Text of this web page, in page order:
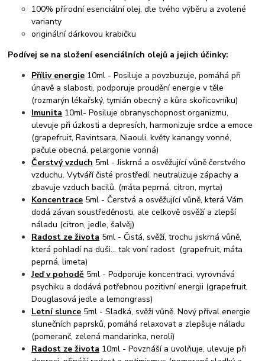
100% přírodní esenciální olej, dle tvého výběru a zvolené
varianty
originální dárkovou krabičku
Podívej se na složení esenciálních olejů a jejich účinky:
Příliv energie 10ml - Posiluje a povzbuzuje, pomáhá při
únavě a slabosti, podporuje proudění energie v těle
(rozmarýn lékařský, tymián obecný a kůra skořicovníku)
Imunita 10ml- Posiluje obranyschopnost organizmu,
ulevuje při úzkosti a depresích, harmonizuje srdce a emoce
(grapefruit, Ravintsara, Niaouli, květy kanangy vonné,
pačule obecná, pelargonie vonná)
Čerstvý vzduch 5ml - Jiskrná a osvěžující vůně čerstvého
vzduchu. Vytváří čisté prostředí, neutralizuje zápachy a
zbavuje vzduch bacilů. (máta peprná, citron, myrta)
Koncentrace 5ml - Čerstvá a osvěžující vůně, která Vám
dodá závan soustředěnosti, ale celkově osvěží a zlepší
náladu (citron, jedle, šalvěj)
Radost ze života 5ml - Čistá, svěží, trochu jiskrná vůně,
která pohladí na duši... tak voní radost (grapefruit, máta
peprná, limeta)
Jeď v pohodě 5ml - Podporuje koncentraci, vyrovnává
psychiku a dodává potřebnou pozitivní energii (grapefruit,
Douglasová jedle a lemongrass)
Letní slunce 5ml - Sladká, svěží vůně. Nový příval energie
slunečních paprsků, pomáhá relaxovat a zlepšuje náladu
(pomeranč, zelená mandarinka, neroli)
Radost ze života 10ml - Povznáší a uvolňuje, ulevuje při